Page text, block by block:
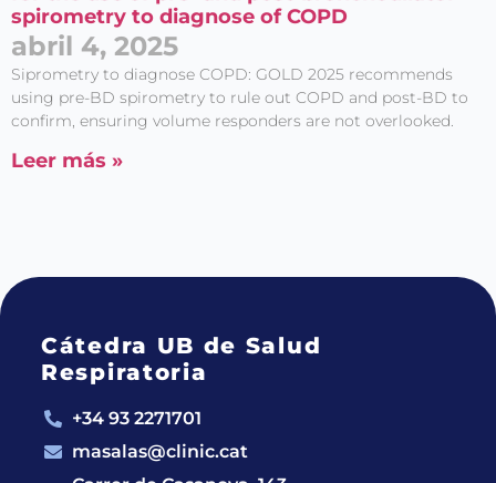
spirometry to diagnose of COPD
abril 4, 2025
Siprometry to diagnose COPD: GOLD 2025 recommends
using pre-BD spirometry to rule out COPD and post-BD to
confirm, ensuring volume responders are not overlooked.
Leer más »
Cátedra UB de Salud
Respiratoria
+34 93 2271701
masalas@clinic.cat